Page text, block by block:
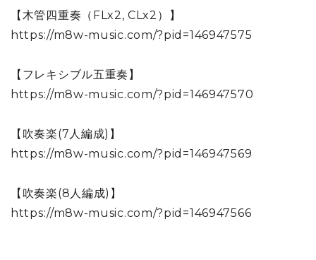
【木管四重奏（FLx2, CLx2）】
https://m8w-music.com/?pid=146947575
【フレキシブル五重奏】
https://m8w-music.com/?pid=146947570
【吹奏楽(7人編成)】
https://m8w-music.com/?pid=146947569
【吹奏楽(8人編成)】
https://m8w-music.com/?pid=146947566